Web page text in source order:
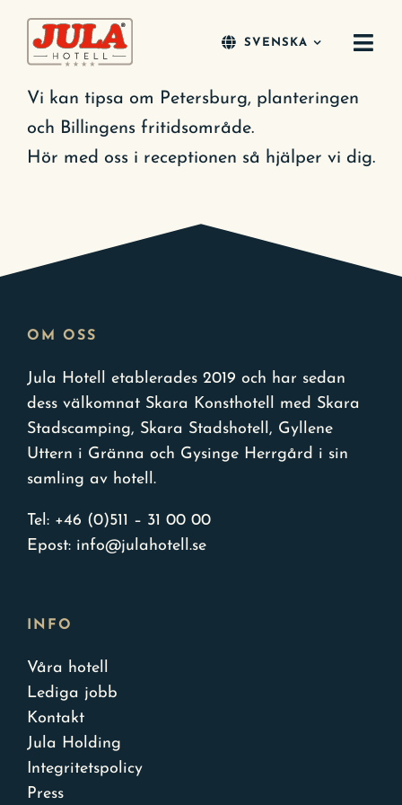
Fortsätt
Våra Hotell
Möten & Events
SVENSKA
Vi kan tipsa om Petersburg, planteringen
och Billingens fritidsområde.
Hör med oss i receptionen så hjälper vi dig.
OM OSS
Jula Hotell etablerades 2019 och har sedan
dess välkomnat Skara Konsthotell med Skara
Stadscamping, Skara Stadshotell, Gyllene
Uttern i Gränna och Gysinge Herrgård i sin
samling av hotell.
Tel: +46 (0)511 – 31 00 00
Epost: info@julahotell.se
INFO
Våra hotell
Lediga jobb
Kontakt
Jula Holding
Integritetspolicy
Press